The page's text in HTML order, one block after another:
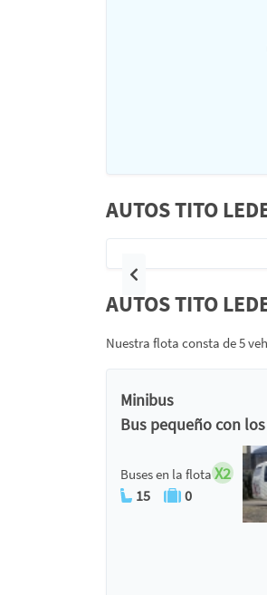
AUTOS TITO
Anterior
AUTOS TITO
Nuestra flota consta de 5
Minibus
Bus pequeño con
Buses en la flota X2
15 0